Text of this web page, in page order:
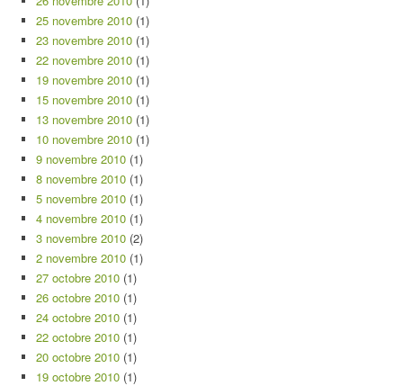
25 novembre 2010 (1)
23 novembre 2010 (1)
22 novembre 2010 (1)
19 novembre 2010 (1)
15 novembre 2010 (1)
13 novembre 2010 (1)
10 novembre 2010 (1)
9 novembre 2010 (1)
8 novembre 2010 (1)
5 novembre 2010 (1)
4 novembre 2010 (1)
3 novembre 2010 (2)
2 novembre 2010 (1)
27 octobre 2010 (1)
26 octobre 2010 (1)
24 octobre 2010 (1)
22 octobre 2010 (1)
20 octobre 2010 (1)
19 octobre 2010 (1)